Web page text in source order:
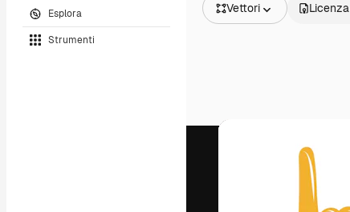
Esplora
Strumenti
Vettori
Video
Licenza